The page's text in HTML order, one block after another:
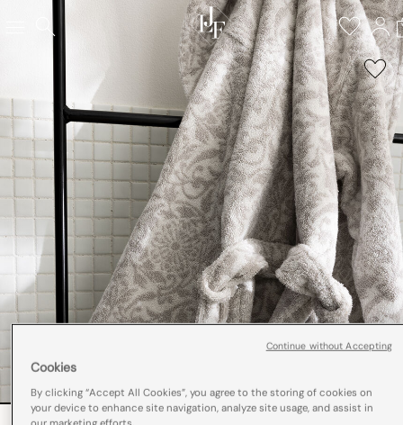
Cookies
By clicking “Accept All Cookies”, you agree to the storing of cookies on
your device to enhance site navigation, analyze site usage, and assist in
Continue without Accepting